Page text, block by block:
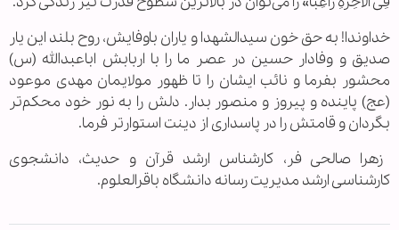
خداوندا! به حق خون سیدالشهدا و یاران باوفایش، روح بلند این یار
صدیق و وفادار حسین در عصر ما را با اربابش اباعبدالله (س)
محشور بفرما و نائب ایشان را تا ظهور مولایمان مهدی موعود
(عج) پاینده و پیروز و منصور بدار. دلش را به نور خود محکم‌تر
بگردان و قامتش را در پاسداری از دینت استوارتر فرما.
زهرا صالحی فر، کارشناس ارشد قرآن و حدیث، دانشجوی
کارشناسی ارشد مدیریت رسانه دانشگاه باقرالعلوم.